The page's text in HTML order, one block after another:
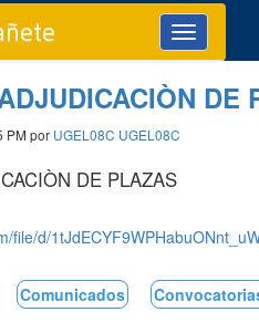
Toggle
navigation
DE
PM por UGEL08C UGEL08C
DE PLAZAS
file/d/
Comunicados